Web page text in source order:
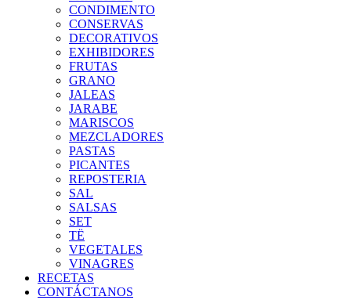
CONDIMENTO
CONSERVAS
DECORATIVOS
EXHIBIDORES
FRUTAS
GRANO
JALEAS
JARABE
MARISCOS
MEZCLADORES
PASTAS
PICANTES
REPOSTERIA
SAL
SALSAS
SET
TË
VEGETALES
VINAGRES
RECETAS
CONTÁCTANOS